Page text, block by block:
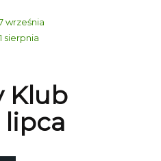
września
sierpnia
Klub
lipca